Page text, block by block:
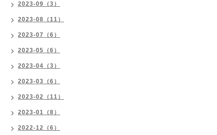
2023-09（3）
2023-08（11）
2023-07（6）
2023-05（6）
2023-04（3）
2023-03（6）
2023-02（11）
2023-01（8）
2022-12（6）